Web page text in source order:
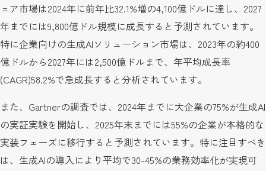
ェア市場は2024年に前年比32.1%増の4,100億ドルに達し、2027
年までには9,800億ドル規模に成長すると予測されています。
特に企業向けの生成AIソリューション市場は、2023年の約400
億ドルから2027年には2,500億ドルまで、年平均成長率
(CAGR)58.2%で急成長すると分析されています。
また、Gartnerの調査では、2024年までに大企業の75%が生成AI
の実証実験を開始し、2025年末までには55%の企業が本格的な
実装フェーズに移行すると予測されています。特に注目すべき
は、生成AIの導入により平均で30-45%の業務効率化が実現可